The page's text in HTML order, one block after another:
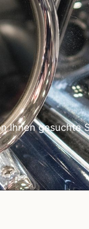
Ihnen gesuchte